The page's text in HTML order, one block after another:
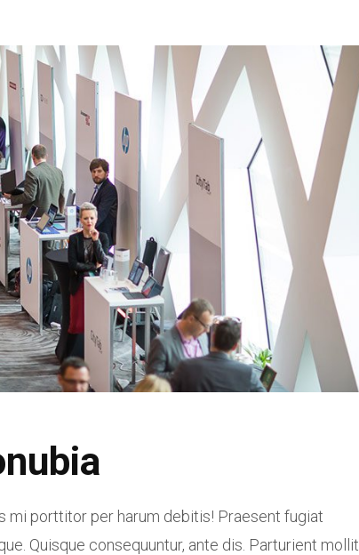
mi porttitor per harum debitis! Praesent fugiat
Quisque consequuntur, ante dis. Parturient mollit